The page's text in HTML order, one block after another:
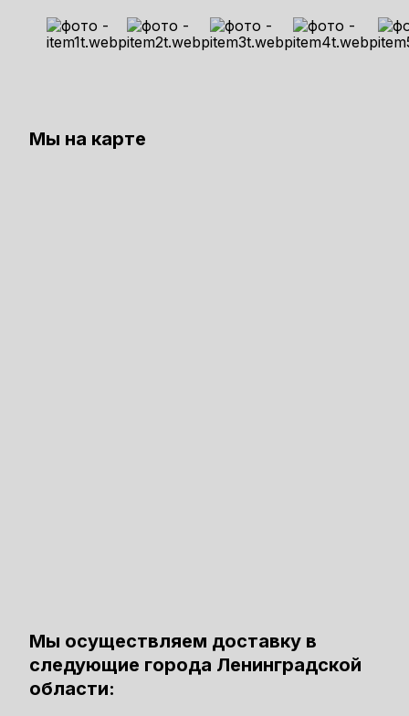
Мы на карте
Мы осуществляем доставку в
следующие города Ленинградской
области: